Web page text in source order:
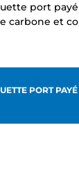
port
carbone et
PORT